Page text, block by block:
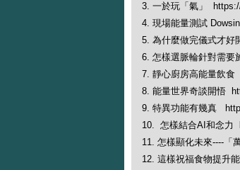
3. 一於玩「氣」
4. 現場能量測試
5. 為什麼做完儀式才好
6. 怎樣選脈輪針對需
7. 靜心廚房高能量飲
8. 能量世界奇談開悟
9. 特異功能有幾真
10. 怎樣結合AI和念力
11. 怎樣顯化未來----「
12. 這樣祝福食物提升